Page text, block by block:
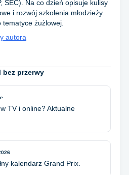
SEC). Na co dzień opisuje kulisy
i rozwój szkolenia młodzieży.
żużlowej.
autora
bez przerwy
TV i online? Aktualne
kalendarz Grand Prix.